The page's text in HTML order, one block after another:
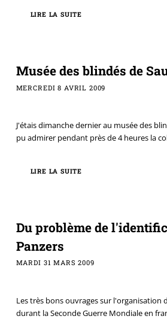
LIRE LA SUITE
Musée des blindés de
MERCREDI 8 AVRIL 2009
J'étais dimanche dernier au musée des
pu admirer pendant près de 4 heures la
LIRE LA SUITE
Du problème de
Panzers
MARDI 31 MARS 2009
Les très bons ouvrages sur l'organisation
durant la Seconde Guerre Mondiale en